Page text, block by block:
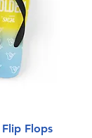
Flops